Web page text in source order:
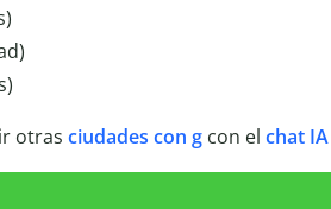
otras ciudades con g con el chat IA